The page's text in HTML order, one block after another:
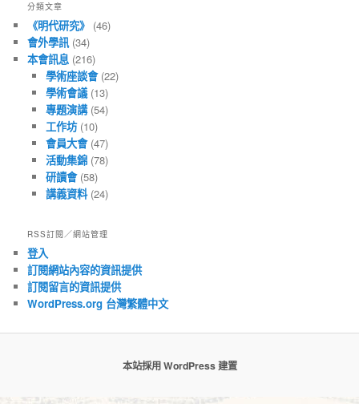
章
分類文章
《明代研究》 (46)
會外學訊(34)
本會訊息 (216)
學術座談會(22)
學術會議(13)
專題演講(54)
工作坊(10)
會員大會(47)
活動集錦(78)
研讀會(58)
講義資料(24)
RSS訂閱／網站管理
登入
訂閱網站內容的資訊提供
訂閱留言的資訊提供
WordPress.org 台灣繁體中文
本站採用 WordPress 建置